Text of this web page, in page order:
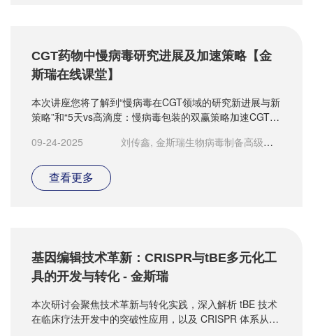
CGT药物中慢病毒研究进展及加速策略【金
斯瑞在线课堂】
本次讲座您将了解到“慢病毒在CGT领域的研究新进展与新
策略”和“5天vs高滴度：慢病毒包装的双赢策略加速CGT开
09-24-2025
刘传鑫, 金斯瑞生物病毒制备高级科
查看更多
基因编辑技术革新：CRISPR与tBE多元化工
具的开发与转化 - 金斯瑞
本次研讨会聚焦技术革新与转化实践，深入解析 tBE 技术
在临床疗法开发中的突破性应用，以及 CRISPR 体系从